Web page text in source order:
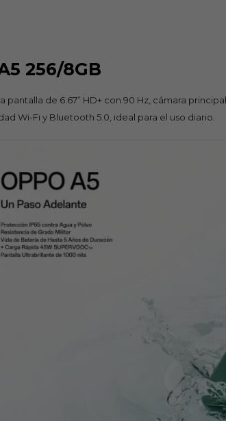
256/8GB
pantalla de 6.67” HD+ con 90 Hz, cámara
Wi-Fi y Bluetooth 5.0, ideal para el uso diario.